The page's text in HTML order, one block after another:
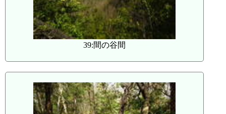
39:間の谷間